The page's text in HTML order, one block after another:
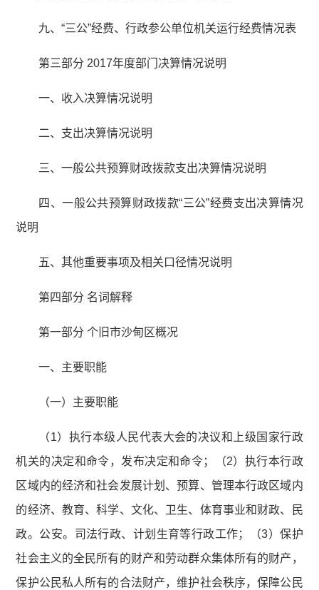
九、“三公”经费、行政参公单位机关运行经费情况表
第三部分 2017年度部门决算情况说明
一、收入决算情况说明
二、支出决算情况说明
三、一般公共预算财政拨款支出决算情况说明
四、一般公共预算财政拨款“三公”经费支出决算情况
说明
五、其他重要事项及相关口径情况说明
第四部分 名词解释
第一部分 个旧市沙甸区概况
一、主要职能
（一）主要职能
（1）执行本级人民代表大会的决议和上级国家行政
机关的决定和命令，发布决定和命令；（2）执行本行政
区域内的经济和社会发展计划、预算、管理本行政区域内
的经济、教育、科学、文化、卫生、体育事业和财政、民
政。公安。司法行政、计划生育等行政工作；（3）保护
社会主义的全民所有的财产和劳动群众集体所有的财产，
保护公民私人所有的合法财产，维护社会秩序，保障公民